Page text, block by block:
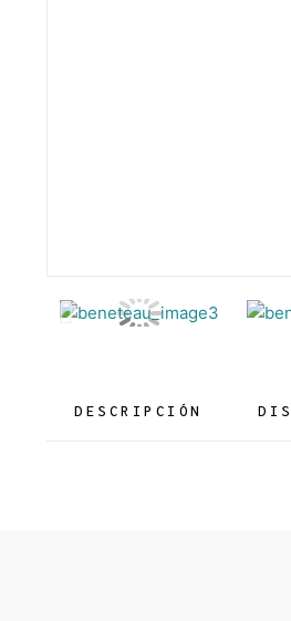
Imagen
anterior
DESCRIPCIÓN